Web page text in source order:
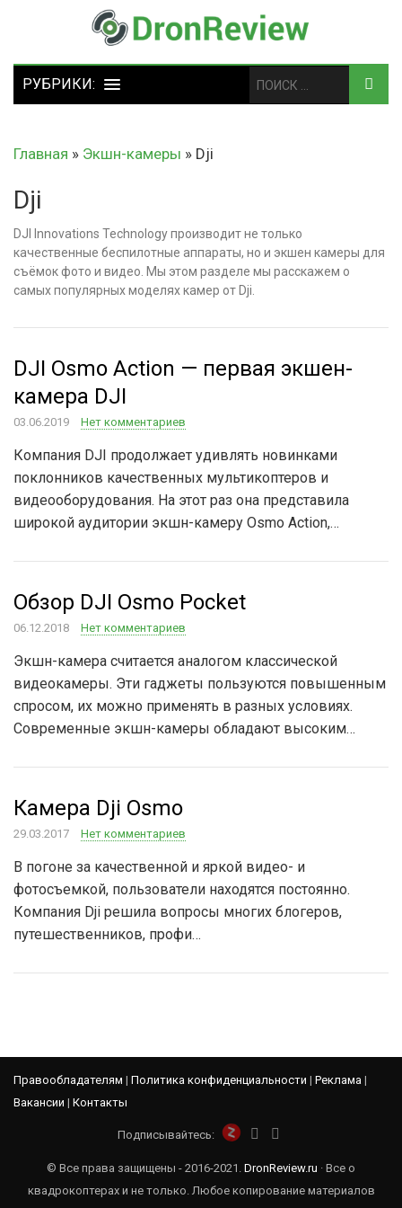
Главная » Экшн-камеры » Dji
Dji
DJI Innovations Technology производит не только
качественные беспилотные аппараты, но и экшен камеры для
съёмок фото и видео. Мы этом разделе мы расскажем о
самых популярных моделях камер от Dji.
DJI Osmo Action — первая экшен-
камера DJI
03.06.2019 Нет комментариев
Компания DJI продолжает удивлять новинками
поклонников качественных мультикоптеров и
видеооборудования. На этот раз она представила
широкой аудитории экшн-камеру Osmo Action,…
Обзор DJI Osmo Pocket
06.12.2018 Нет комментариев
Экшн-камера считается аналогом классической
видеокамеры. Эти гаджеты пользуются повышенным
спросом, их можно применять в разных условиях.
Современные экшн-камеры обладают высоким…
Камера Dji Osmo
29.03.2017 Нет комментариев
В погоне за качественной и яркой видео- и
фотосъемкой, пользователи находятся постоянно.
Компания Dji решила вопросы многих блогеров,
путешественников, профи…
Правообладателям | Политика конфиденциальности | Реклама |
Вакансии | Контакты
Подписывайтесь:
© Все права защищены - 2016-2021. DronReview.ru · Все о
квадрокоптерах и не только. Любое копирование материалов